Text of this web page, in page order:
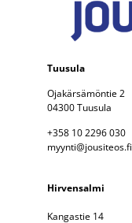
Tuusula
Ojakärsämöntie 2
04300 Tuusula
+358 10 2296 030
myynti@jousiteos.fi
Hirvensalmi
Kangastie 14